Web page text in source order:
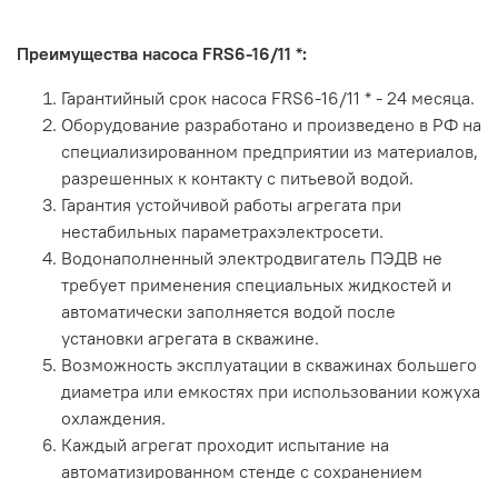
Преимущества насоса FRS6-16/11 *:
Гарантийный срок насоса FRS6-16/11 * - 24 месяца.
Оборудование разработано и произведено в РФ на
специализированном предприятии из материалов,
разрешенных к контакту с питьевой водой.
Гарантия устойчивой работы агрегата при
нестабильных параметрахэлектросети.
Водонаполненный электродвигатель ПЭДВ не
требует применения специальных жидкостей и
автоматически заполняется водой после
установки агрегата в скважине.
Возможность эксплуатации в скважинах большего
диаметра или емкостях при использовании кожуха
охлаждения.
Каждый агрегат проходит испытание на
автоматизированном стенде с сохранением